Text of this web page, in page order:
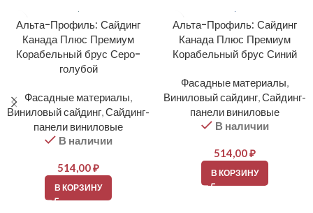
Альта-Профиль: Сайдинг
Канада Плюс Премиум
Корабельный брус Серо-
голубой
Фасадные материалы,
Виниловый сайдинг,Сайдинг-
панели виниловые
В наличии
514,00₽
В КОРЗИНУ
Альта-Профиль: Сайдинг
Канада Плюс Премиум
Корабельный брус Синий
Фасадные материалы,
Виниловый сайдинг,Сайдинг-
панели виниловые
В наличии
514,00₽
В КОРЗИНУ